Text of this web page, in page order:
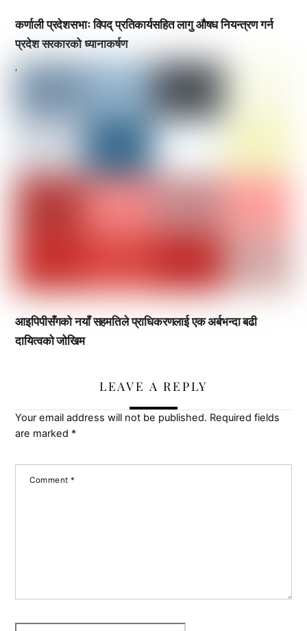
कर्णाली प्रदेशसभाः विपद् प्रतिकार्यसहित लागु औषध नियन्त्रण गर्न
प्रदेश सरकारको ध्यानाकर्षण
,
आइपिपीसँगको नयाँ सहमतिले प्राधिकरणलाई एक अर्बभन्दा बढी
दायित्वको जोखिम
LEAVE A REPLY
Your email address will not be published. Required fields
are marked *
Comment*